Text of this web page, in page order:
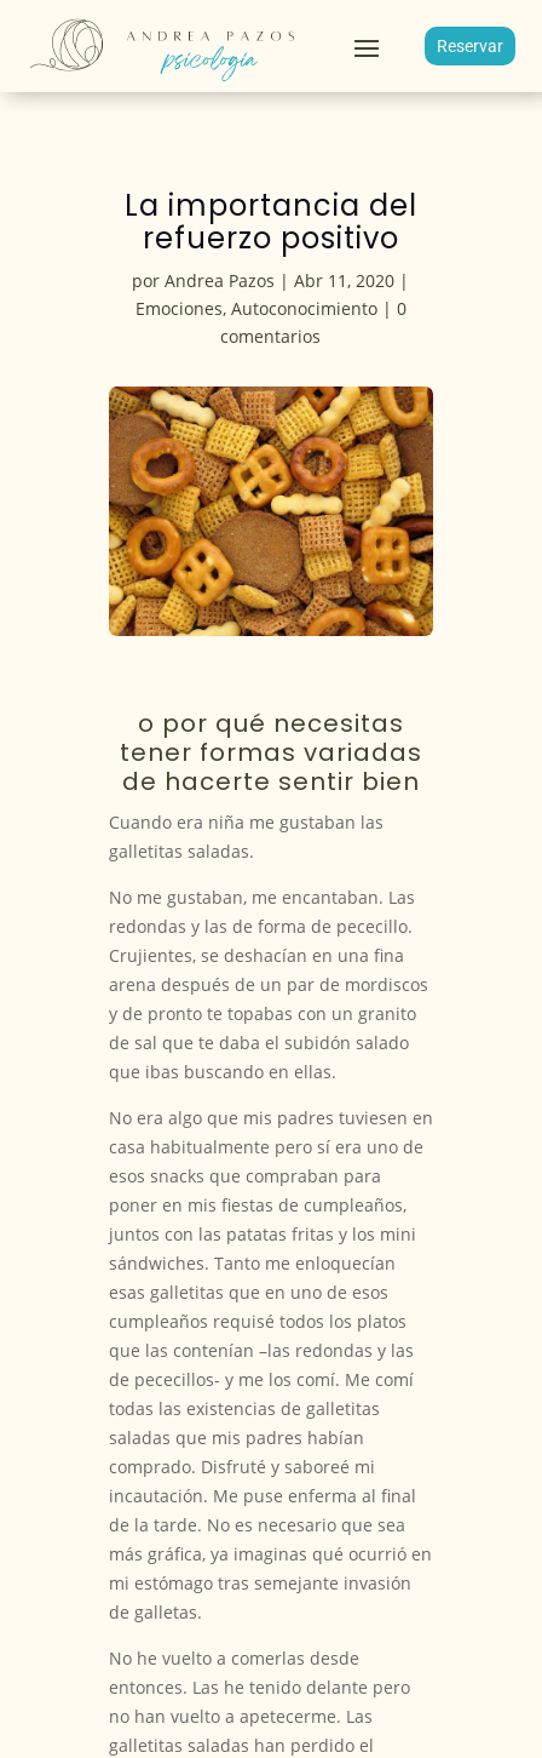
Reservar
La importancia del
refuerzo positivo
porAndrea Pazos |Abr 11, 2020 |
Emociones, Autoconocimiento| 0
comentarios
o por qué necesitas
tener formas variadas
de hacerte sentir bien
Cuando era niña me gustaban las
galletitas saladas.
No me gustaban, me encantaban. Las
redondas y las de forma de pececillo.
Crujientes, se deshacían en una fina
arena después de un par de mordiscos
y de pronto te topabas con un granito
de sal que te daba el subidón salado
que ibas buscando en ellas.
No era algo que mis padres tuviesen en
casa habitualmente pero sí era uno de
esos snacks que compraban para
poner en mis fiestas de cumpleaños,
juntos con las patatas fritas y los mini
sándwiches. Tanto me enloquecían
esas galletitas que en uno de esos
cumpleaños requisé todos los platos
que las contenían –las redondas y las
de pececillos- y me los comí. Me comí
todas las existencias de galletitas
saladas que mis padres habían
comprado. Disfruté y saboreé mi
incautación. Me puse enferma al final
de la tarde. No es necesario que sea
más gráfica, ya imaginas qué ocurrió en
mi estómago tras semejante invasión
de galletas.
No he vuelto a comerlas desde
entonces. Las he tenido delante pero
no han vuelto a apetecerme. Las
galletitas saladas han perdido el